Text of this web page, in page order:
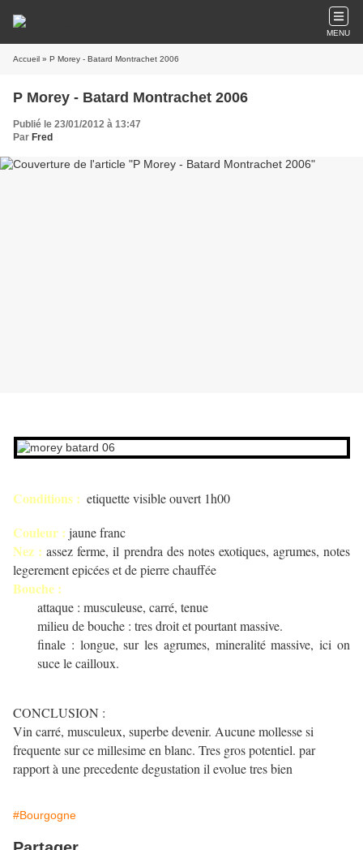
MENU
Accueil » P Morey - Batard Montrachet 2006
P Morey - Batard Montrachet 2006
Publié le 23/01/2012 à 13:47
Par Fred
Conditions : etiquette visible ouvert 1h00
Couleur : jaune franc
Nez : assez ferme, il prendra des notes exotiques, agrumes, notes
legerement epicées et de pierre chauffée
Bouche :
attaque : musculeuse, carré, tenue
milieu de bouche : tres droit et pourtant massive.
finale : longue, sur les agrumes, mineralité massive, ici on
suce le cailloux.
CONCLUSION :
Vin carré, musculeux, superbe devenir. Aucune mollesse si
frequente sur ce millesime en blanc. Tres gros potentiel. par
rapport à une precedente degustation il evolue tres bien
#Bourgogne